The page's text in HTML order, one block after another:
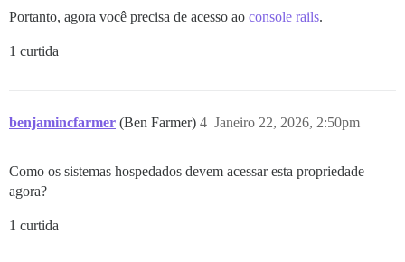
Portanto, agora você precisa de acesso ao console rails.
1 curtida
benjamincfarmer (Ben Farmer) Janeiro 22, 2026, 2:50pm
4
Como os sistemas hospedados devem acessar esta propriedade
agora?
1 curtida